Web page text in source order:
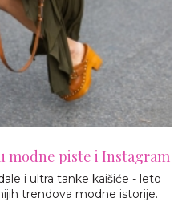
modne piste i Instagram
i ultra tanke kaišiće - leto
trendova modne istorije.